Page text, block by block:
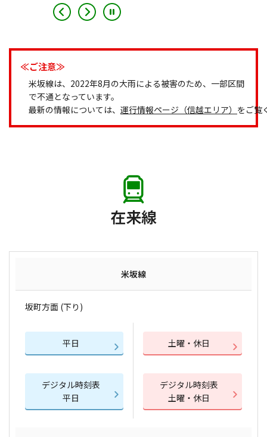
≪ご注意≫
米坂線は、2022年8月の大雨による被害のため、一部区間
で不通となっています。
最新の情報については、 運行情報ページ（信越エリア） をご覧
在来線
米坂線
坂町方面 (下り)
平日 土曜・休日
デジタル時刻表
平日
デジタル時刻表
土曜・休日